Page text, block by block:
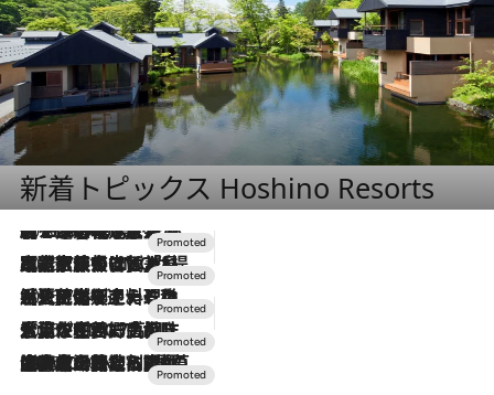
新着トピックス Hoshino Resorts
2026.8.7
【トンボの足水浴】ヒノキの香りに包まれて涼感マックス！約13℃の湧水かけ流しを避暑地「星野温泉 トンボの湯」で体験
2026.7.31
【ホテル帰省】という選択肢をOMOが提案。家族とほどよい距離を保つには「昼は実家、夜は気兼ねなくホテルで！」
2026.7.24
【夏限定ディナーコース】旬を迎える稚鮎や花ズッキーニなどをイタリア・トスカーナの郷土料理の手法で満喫！
2026.7.17
「土佐和ハーブかき氷」がOMO7高知に登場！生姜、山椒、大葉など目にも舌にも涼を呼ぶ郷土の味
2026.7.10
NEW OPEN！【界 草津】名湯の地に誕生。趣の異なる2種の温泉と上州ならではの会席・蕎麦割烹など美食を味わう究極の癒やし旅